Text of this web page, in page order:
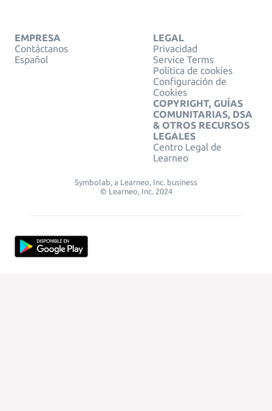
EMPRESA
Contáctanos
Español
LEGAL
Privacidad
Service Terms
Política de cookies
Configuración de
Cookies
COPYRIGHT, GUÍAS
COMUNITARIAS, DSA
& OTROS RECURSOS
LEGALES
Centro Legal de
Learneo
Symbolab, a Learneo, Inc. business
© Learneo, Inc. 2024